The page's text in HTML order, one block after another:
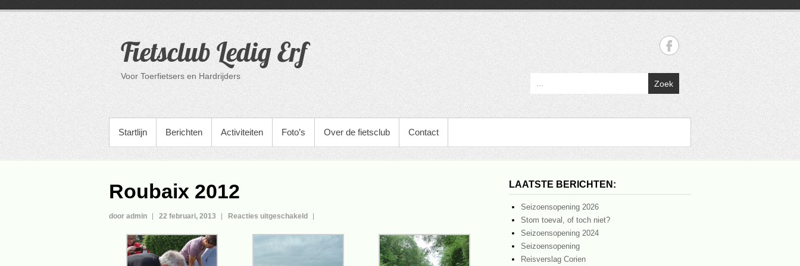
Fietsclub Ledig Erf
Voor Toerfietsers en Hardrijders
Zoek
PRIMAIR MENU
Startlijn Berichten Activiteiten Foto’s Over de fietsclub Contact
Roubaix 2012
door admin 22 februari, 2013 Reacties uitgeschakeldvoor
LAATSTE BERICHTEN:
Seizoensopening 2026
Stom toeval, of toch niet?
Seizoensopening 2024
Seizoensopening
Reisverslag Corien